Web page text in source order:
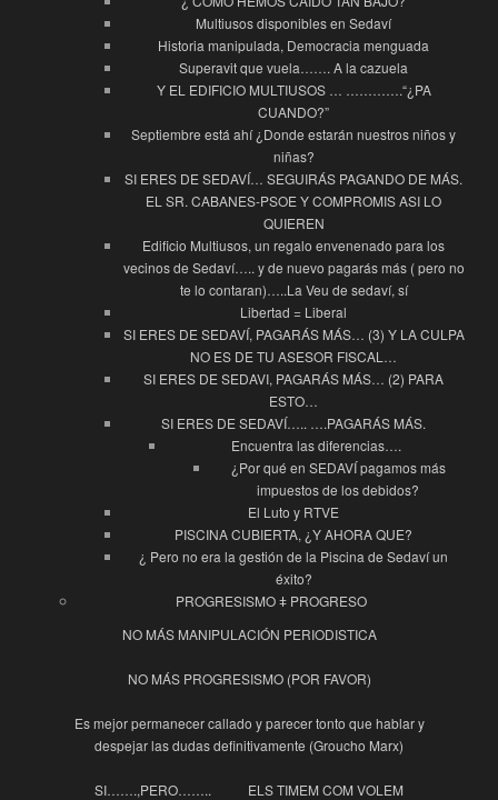
Multiusos disponibles en Sedaví
Historia manipulada, Democracia menguada
Superavit que vuela……. A la cazuela
Y EL EDIFICIO MULTIUSOS … ………….“¿PA
CUANDO?”
Septiembre está ahí ¿Donde estarán nuestros niños y
niñas?
SI ERES DE SEDAVÍ… SEGUIRÁS PAGANDO DE MÁS.
EL SR. CABANES-PSOE Y COMPROMIS ASI LO
QUIEREN
Edificio Multiusos, un regalo envenenado para los
vecinos de Sedaví….. y de nuevo pagarás más ( pero no
te lo contaran)…..La Veu de sedaví, sí
Libertad = Liberal
SI ERES DE SEDAVÍ, PAGARÁS MÁS… (3) Y LA CULPA
NO ES DE TU ASESOR FISCAL…
SI ERES DE SEDAVI, PAGARÁS MÁS… (2) PARA
ESTO…
SI ERES DE SEDAVÍ….. ….PAGARÁS MÁS.
Encuentra las diferencias….
¿Por qué en SEDAVÍ pagamos más
impuestos de los debidos?
El Luto y RTVE
PISCINA CUBIERTA, ¿Y AHORA QUE?
¿ Pero no era la gestión de la Piscina de Sedaví un
éxito?
PROGRESISMO ǂ PROGRESO
NO MÁS MANIPULACIÓN PERIODISTICA
NO MÁS PROGRESISMO (POR FAVOR)
Es mejor permanecer callado y parecer tonto que hablar y
despejar las dudas definitivamente (Groucho Marx)
SI…….,PERO…….. ELS TIMEM COM VOLEM